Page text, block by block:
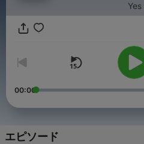
Yes
00:00
エピソード